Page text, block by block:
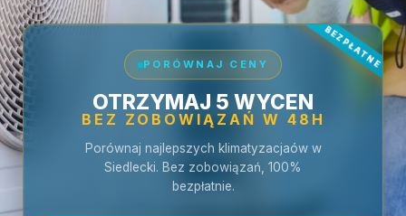
PORÓWNAJ CENY
OTRZYMAJ 5 WYCEN
BEZ ZOBOWIĄZAŃ W 48H
Porównaj najlepszych klimatyzacjaów w
Siedlecki. Bez zobowiązań, 100%
bezpłatnie.